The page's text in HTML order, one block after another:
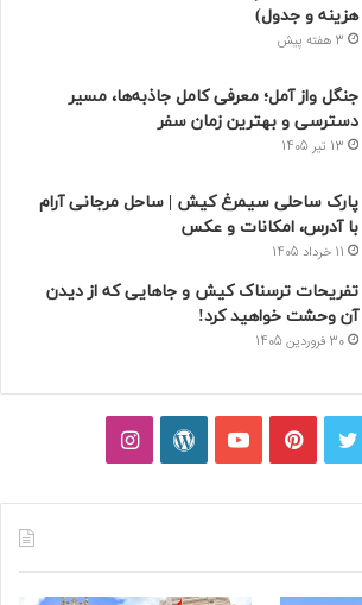
هزینه و جدول)
3 هفته پیش
جنگل واز آمل؛ معرفی کامل جاذبه‌ها، مسیر
دسترسی و بهترین زمان سفر
13 تیر 1405
پارک ساحلی سیمرغ کیش | ساحل مرجانی آرام
با آدرس، امکانات و عکس
11 خرداد 1405
تفریحات ترسناک کیش و جاهایی که از دیدن
آن وحشت خواهید کرد!
30 فروردین 1405
توییترپینتریستیوتیوبوردپرساینستاگرام